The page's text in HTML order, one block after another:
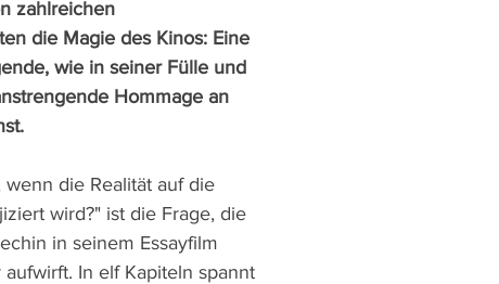
zahlreichen
die Magie des Kinos: Eine
wie in seiner Fülle und
Hommage an
wenn die Realität auf die
wird?" ist die Frage, die
in seinem Essayfilm
In elf Kapiteln spannt